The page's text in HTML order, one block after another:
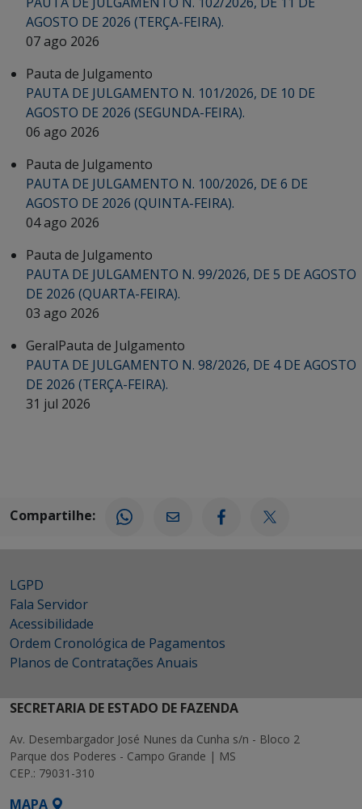
AGOSTO DE 2026 (TERÇA-FEIRA).
07 ago 2026
Pauta de Julgamento
PAUTA DE JULGAMENTO N. 101/2026, DE 10 DE
AGOSTO DE 2026 (SEGUNDA-FEIRA).
06 ago 2026
Pauta de Julgamento
PAUTA DE JULGAMENTO N. 100/2026, DE 6 DE
AGOSTO DE 2026 (QUINTA-FEIRA).
04 ago 2026
Pauta de Julgamento
PAUTA DE JULGAMENTO N. 99/2026, DE 5 DE AGOSTO
DE 2026 (QUARTA-FEIRA).
03 ago 2026
GeralPauta de Julgamento
PAUTA DE JULGAMENTO N. 98/2026, DE 4 DE AGOSTO
DE 2026 (TERÇA-FEIRA).
31 jul 2026
Compartilhe:
LGPD
Fala Servidor
Acessibilidade
Ordem Cronológica de Pagamentos
Planos de Contratações Anuais
SECRETARIA DE ESTADO DE FAZENDA
Av. Desembargador José Nunes da Cunha s/n - Bloco 2
Parque dos Poderes - Campo Grande | MS
CEP.: 79031-310
MAPA